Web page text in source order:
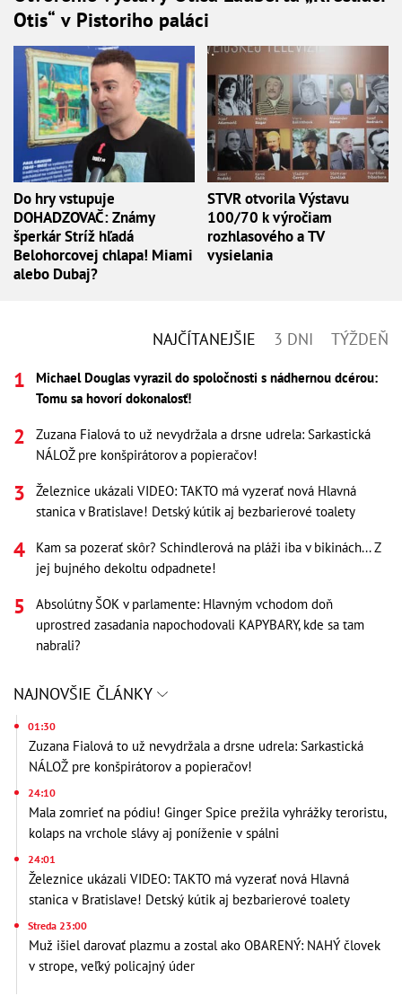
Otis“ v Pistoriho paláci
Do hry vstupuje
DOHADZOVAČ: Známy
šperkár Stríž hľadá
Belohorcovej chlapa! Miami
alebo Dubaj?
STVR otvorila Výstavu
100/70 k výročiam
rozhlasového a TV
vysielania
NAJČÍTANEJŠIE 3 DNI TÝŽDEŇ
Michael Douglas vyrazil do spoločnosti s nádhernou dcérou:
Tomu sa hovorí dokonalosť!
Zuzana Fialová to už nevydržala a drsne udrela: Sarkastická
NÁLOŽ pre konšpirátorov a popieračov!
Železnice ukázali VIDEO: TAKTO má vyzerať nová Hlavná
stanica v Bratislave! Detský kútik aj bezbarierové toalety
Kam sa pozerať skôr? Schindlerová na pláži iba v bikinách... Z
jej bujného dekoltu odpadnete!
Absolútny ŠOK v parlamente: Hlavným vchodom doň
uprostred zasadania napochodovali KAPYBARY, kde sa tam
nabrali?
NAJNOVŠIE ČLÁNKY
01:30
Zuzana Fialová to už nevydržala a drsne udrela: Sarkastická
NÁLOŽ pre konšpirátorov a popieračov!
24:10
Mala zomrieť na pódiu! Ginger Spice prežila vyhrážky teroristu,
kolaps na vrchole slávy aj poníženie v spálni
24:01
Železnice ukázali VIDEO: TAKTO má vyzerať nová Hlavná
stanica v Bratislave! Detský kútik aj bezbarierové toalety
Streda 23:00
Muž išiel darovať plazmu a zostal ako OBARENÝ: NAHÝ človek
v strope, veľký policajný úder